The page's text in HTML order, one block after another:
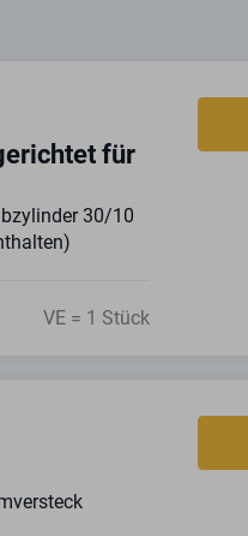
für
30/10
VE = 1 Stück